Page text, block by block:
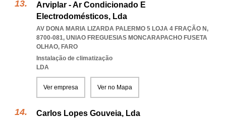
Arviplar - Ar Condicionado E
Electrodomésticos, Lda
AV DONA MARIA LIZARDA PALERMO 5 LOJA 4 FRAÇÃO N,
8700-081, UNIAO FREGUESIAS MONCARAPACHO FUSETA
OLHAO, FARO
Instalação de climatização
LDA
Ver empresa Ver no Mapa
Carlos Lopes Gouveia, Lda